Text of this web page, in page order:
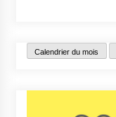
Calendrier du mois